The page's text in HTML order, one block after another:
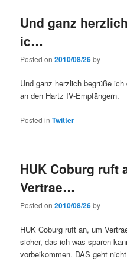
Und ganz
ic…
Posted on2010/08/26by
Und ganz herzlich begrüße
an den Hartz IV-Empfängern.
Posted in Twitter
HUK Coburg ruft
Vertrae…
Posted on2010/08/26by
HUK Coburg ruft an, um
sicher, das ich was sparen
vorbeikommen. DAS geht